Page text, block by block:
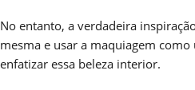
No entanto, a verdadeira
mesma e usar a maquiagem
enfatizar essa beleza interior.